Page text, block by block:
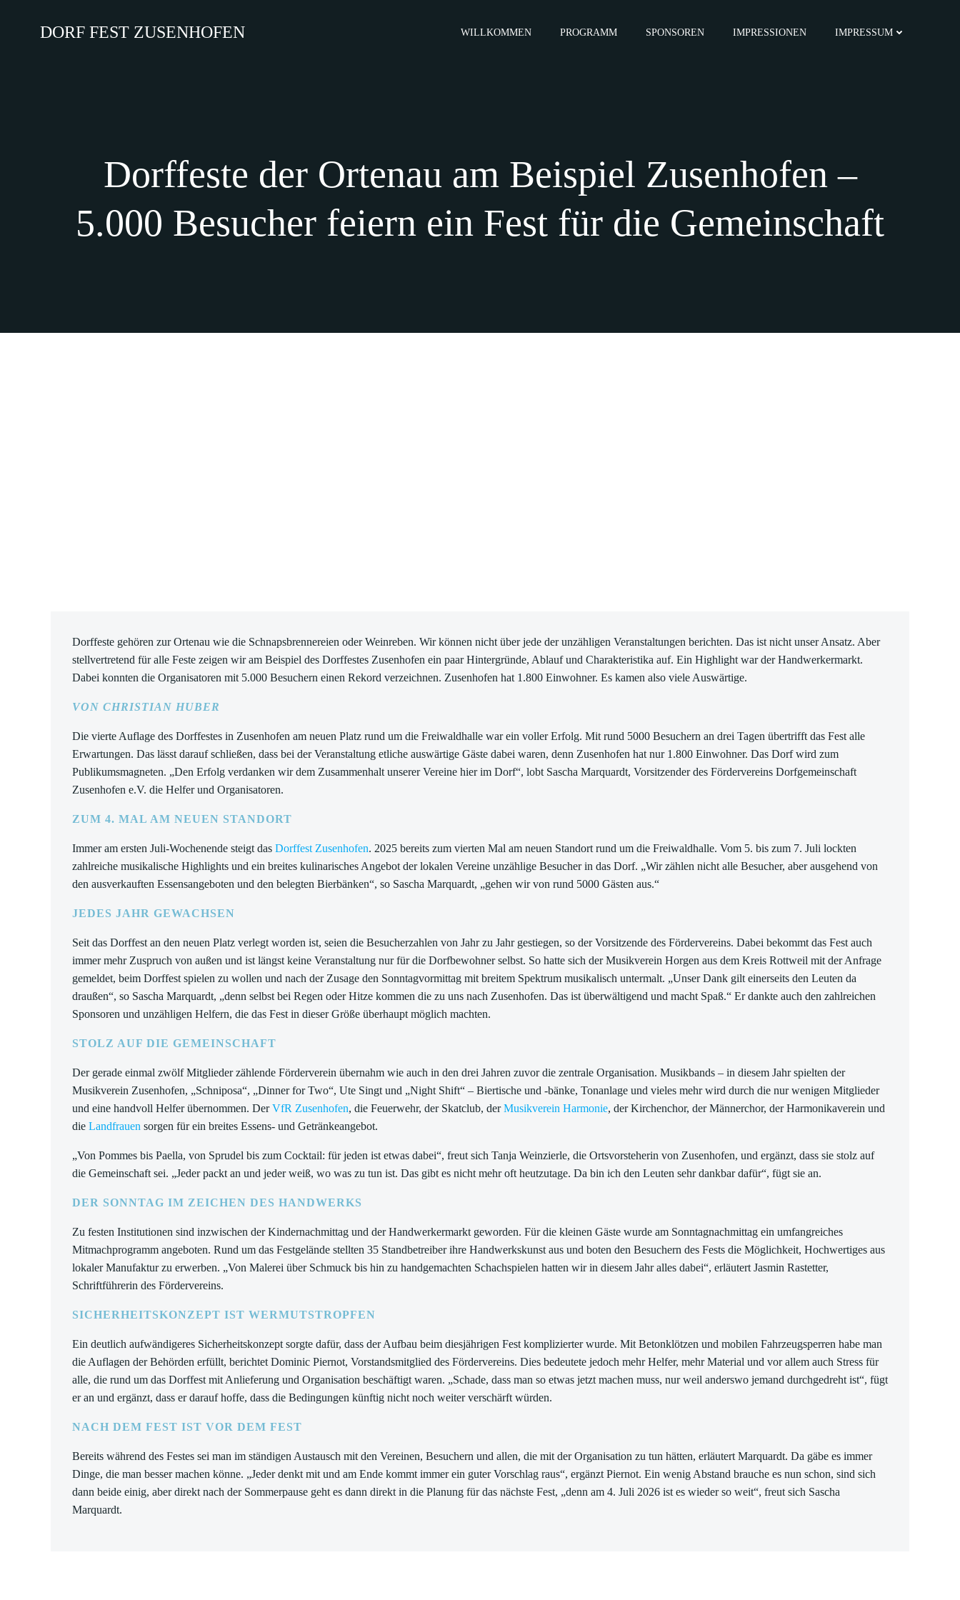
DORF FEST ZUSENHOFEN WILLKOMMEN PROGRAMM SPONSOREN IMPRESSIONEN IMPRESSUM
Dorffeste der Ortenau am Beispiel Zusenhofen –
5.000 Besucher feiern ein Fest für die Gemeinschaft
Dorffeste gehören zur Ortenau wie die Schnapsbrennereien oder Weinreben. Wir können nicht über jede der unzähligen Veranstaltungen berichten. Das ist nicht unser Ansatz. Aber
stellvertretend für alle Feste zeigen wir am Beispiel des Dorffestes Zusenhofen ein paar Hintergründe, Ablauf und Charakteristika auf. Ein Highlight war der Handwerkermarkt.
Dabei konnten die Organisatoren mit 5.000 Besuchern einen Rekord verzeichnen. Zusenhofen hat 1.800 Einwohner. Es kamen also viele Auswärtige.
VON CHRISTIAN HUBER
Die vierte Auflage des Dorffestes in Zusenhofen am neuen Platz rund um die Freiwaldhalle war ein voller Erfolg. Mit rund 5000 Besuchern an drei Tagen übertrifft das Fest alle
Erwartungen. Das lässt darauf schließen, dass bei der Veranstaltung etliche auswärtige Gäste dabei waren, denn Zusenhofen hat nur 1.800 Einwohner. Das Dorf wird zum
Publikumsmagneten. „Den Erfolg verdanken wir dem Zusammenhalt unserer Vereine hier im Dorf“, lobt Sascha Marquardt, Vorsitzender des Fördervereins Dorfgemeinschaft
Zusenhofen e.V. die Helfer und Organisatoren.
ZUM 4. MAL AM NEUEN STANDORT
Immer am ersten Juli-Wochenende steigt das Dorffest Zusenhofen. 2025 bereits zum vierten Mal am neuen Standort rund um die Freiwaldhalle. Vom 5. bis zum 7. Juli lockten
zahlreiche musikalische Highlights und ein breites kulinarisches Angebot der lokalen Vereine unzählige Besucher in das Dorf. „Wir zählen nicht alle Besucher, aber ausgehend von
den ausverkauften Essensangeboten und den belegten Bierbänken“, so Sascha Marquardt, „gehen wir von rund 5000 Gästen aus.“
JEDES JAHR GEWACHSEN
Seit das Dorffest an den neuen Platz verlegt worden ist, seien die Besucherzahlen von Jahr zu Jahr gestiegen, so der Vorsitzende des Fördervereins. Dabei bekommt das Fest auch
immer mehr Zuspruch von außen und ist längst keine Veranstaltung nur für die Dorfbewohner selbst. So hatte sich der Musikverein Horgen aus dem Kreis Rottweil mit der Anfrage
gemeldet, beim Dorffest spielen zu wollen und nach der Zusage den Sonntagvormittag mit breitem Spektrum musikalisch untermalt. „Unser Dank gilt einerseits den Leuten da
draußen“, so Sascha Marquardt, „denn selbst bei Regen oder Hitze kommen die zu uns nach Zusenhofen. Das ist überwältigend und macht Spaß.“ Er dankte auch den zahlreichen
Sponsoren und unzähligen Helfern, die das Fest in dieser Größe überhaupt möglich machten.
STOLZ AUF DIE GEMEINSCHAFT
Der gerade einmal zwölf Mitglieder zählende Förderverein übernahm wie auch in den drei Jahren zuvor die zentrale Organisation. Musikbands – in diesem Jahr spielten der
Musikverein Zusenhofen, „Schniposa“, „Dinner for Two“, Ute Singt und „Night Shift“ – Biertische und -bänke, Tonanlage und vieles mehr wird durch die nur wenigen Mitglieder
und eine handvoll Helfer übernommen. DerVfR Zusenhofen, die Feuerwehr, der Skatclub, derMusikverein Harmonie, der Kirchenchor, der Männerchor, der Harmonikaverein und
die Landfrauen sorgen für ein breites Essens- und Getränkeangebot.
„Von Pommes bis Paella, von Sprudel bis zum Cocktail: für jeden ist etwas dabei“, freut sich Tanja Weinzierle, die Ortsvorsteherin von Zusenhofen, und ergänzt, dass sie stolz auf
die Gemeinschaft sei. „Jeder packt an und jeder weiß, wo was zu tun ist. Das gibt es nicht mehr oft heutzutage. Da bin ich den Leuten sehr dankbar dafür“, fügt sie an.
DER SONNTAG IM ZEICHEN DES HANDWERKS
Zu festen Institutionen sind inzwischen der Kindernachmittag und der Handwerkermarkt geworden. Für die kleinen Gäste wurde am Sonntagnachmittag ein umfangreiches
Mitmachprogramm angeboten. Rund um das Festgelände stellten 35 Standbetreiber ihre Handwerkskunst aus und boten den Besuchern des Fests die Möglichkeit, Hochwertiges aus
lokaler Manufaktur zu erwerben. „Von Malerei über Schmuck bis hin zu handgemachten Schachspielen hatten wir in diesem Jahr alles dabei“, erläutert Jasmin Rastetter,
Schriftführerin des Fördervereins.
SICHERHEITSKONZEPT IST WERMUTSTROPFEN
Ein deutlich aufwändigeres Sicherheitskonzept sorgte dafür, dass der Aufbau beim diesjährigen Fest komplizierter wurde. Mit Betonklötzen und mobilen Fahrzeugsperren habe man
die Auflagen der Behörden erfüllt, berichtet Dominic Piernot, Vorstandsmitglied des Fördervereins. Dies bedeutete jedoch mehr Helfer, mehr Material und vor allem auch Stress für
alle, die rund um das Dorffest mit Anlieferung und Organisation beschäftigt waren. „Schade, dass man so etwas jetzt machen muss, nur weil anderswo jemand durchgedreht ist“, fügt
er an und ergänzt, dass er darauf hoffe, dass die Bedingungen künftig nicht noch weiter verschärft würden.
NACH DEM FEST IST VOR DEM FEST
Bereits während des Festes sei man im ständigen Austausch mit den Vereinen, Besuchern und allen, die mit der Organisation zu tun hätten, erläutert Marquardt. Da gäbe es immer
Dinge, die man besser machen könne. „Jeder denkt mit und am Ende kommt immer ein guter Vorschlag raus“, ergänzt Piernot. Ein wenig Abstand brauche es nun schon, sind sich
dann beide einig, aber direkt nach der Sommerpause geht es dann direkt in die Planung für das nächste Fest, „denn am 4. Juli 2026 ist es wieder so weit“, freut sich Sascha
Marquardt.